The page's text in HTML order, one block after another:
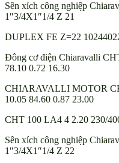
Sên xích công nghiệp
1″3/4X1″1/4 Z 21
DUPLEX FE Z=22
Đông cơ điện Chiaravalli
78.10 0.72 16.30
CHIARAVALLI MOTOR
10.05 84.60 0.87 23.00
CHT 100 LA4 4 2.20 230/
Sên xích công nghiệp
1″3/4X1″1/4 Z 22